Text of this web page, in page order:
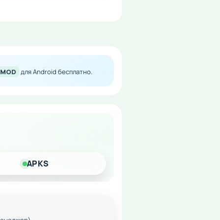
для Android бесплатно.
APKS